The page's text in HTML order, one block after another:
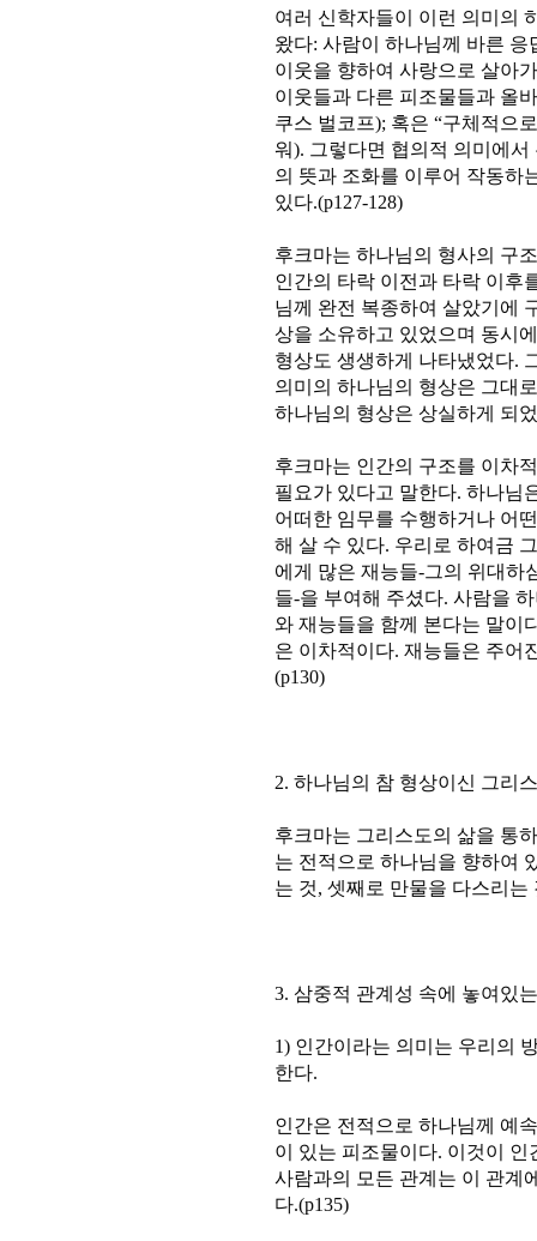
여러 신학자들이 이런 의미의
왔다: 사람이 하나님께 바른
이웃을 향하여 사랑으로 살아
이웃들과 다른 피조물들과 올
쿠스 벌코프); 혹은 “구체적으
워). 그렇다면 협의적 의미에
의 뜻과 조화를 이루어 작동하
있다.(p127-128)
후크마는 하나님의 형사의 구
인간의 타락 이전과 타락 이후
님께 완전 복종하여 살았기에
상을 소유하고 있었으며 동시
형상도 생생하게 나타냈었다.
의미의 하나님의 형상은 그대
하나님의 형상은 상실하게 되
후크마는 인간의 구조를 이차
필요가 있다고 말한다. 하나님
어떠한 임무를 수행하거나 어
해 살 수 있다. 우리로 하여금
에게 많은 재능들-그의 위대하
들-을 부여해 주셨다. 사람을
와 재능들을 함께 본다는 말이
은 이차적이다. 재능들은 주어
(p130)
2. 하나님의 참 형상이신 그리
후크마는 그리스도의 삶을 통
는 전적으로 하나님을 향하여
는 것, 셋째로 만물을 다스리는
3. 삼중적 관계성 속에 놓여있
1) 인간이라는 의미는 우리의
한다.
인간은 전적으로 하나님께 예
이 있는 피조물이다. 이것이
사람과의 모든 관계는 이 관계
다.(p135)